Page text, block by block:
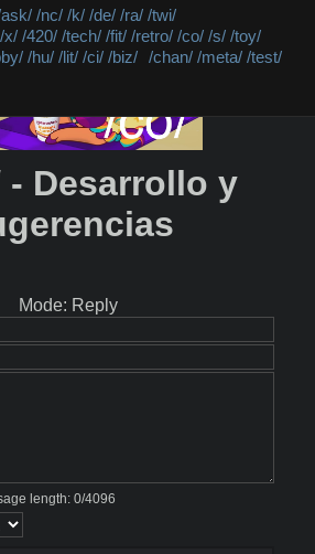
/nc/ /k/ /de/ /ra/ /twi/
/x/ /420/ /tech/ /fit/ /retro/ /co/ /s/ /toy/
/hu/ /lit/ /ci/ /biz/ /chan/ /meta/ /test/
- Desarrollo y
Mode: Reply
length: 0/4096